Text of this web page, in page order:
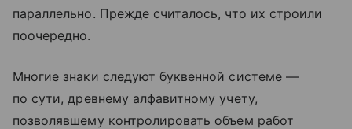
параллельно. Прежде считалось, что их строили
поочередно.
Многие знаки следуют буквенной системе —
по сути, древнему алфавитному учету,
позволявшему контролировать объем работ